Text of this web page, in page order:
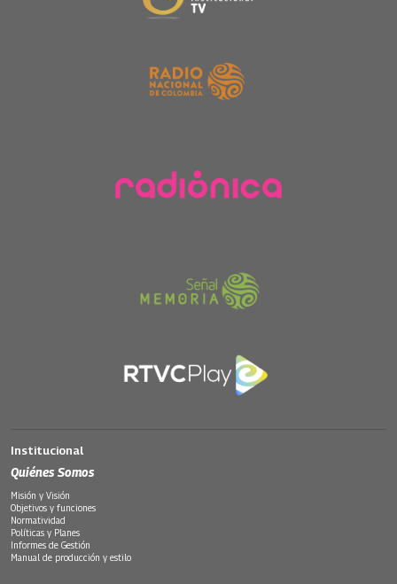
Institucional
Quiénes Somos
Misión y Visión
Objetivos y funciones
Normatividad
Políticas y Planes
Informes de Gestión
Manual de producción y estilo